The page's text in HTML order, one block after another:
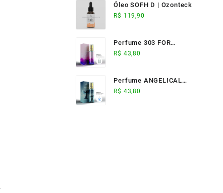
Óleo SOFH D | Ozonteck
R$ 119,90
Perfume 303 FOR
WOMAN (17ml) -
R$ 43,80
Perfume ANGELICAL
(17ml) - Ozonteck
R$ 43,80